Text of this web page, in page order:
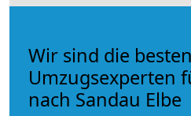
Wir sind die besten
Umzugsexperten
nach Sandau Elbe